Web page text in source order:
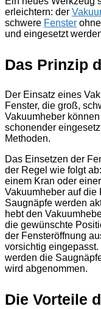
erleichtern: der
schwere Fenster
und eingesetzt
Das Prinzip
Der Einsatz eines
Fenster, die groß,
Vakuumheber
schonender
Methoden.
Das Einsetzen der
der Regel wie folgt
einem Kran oder
Vakuumheber auf die
Saugnäpfe werden
hebt den
die gewünschte
der Fensteröffnung
vorsichtig
werden die
wird abgenommen.
Die Vorteile